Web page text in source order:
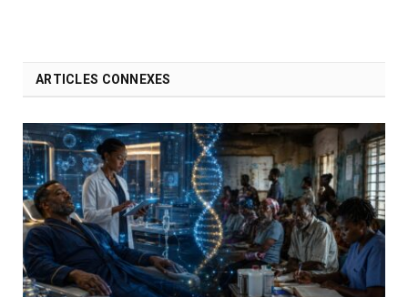
ARTICLES CONNEXES